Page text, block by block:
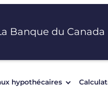
Banque du Canada
hypothécaires